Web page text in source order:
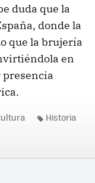
duda que la
donde la
que la brujería
en
presencia
Historia